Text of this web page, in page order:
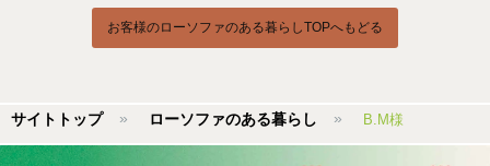
お客様のローソファのある暮らしTOPへもどる
サイトトップ ローソファのある暮らし B.M様